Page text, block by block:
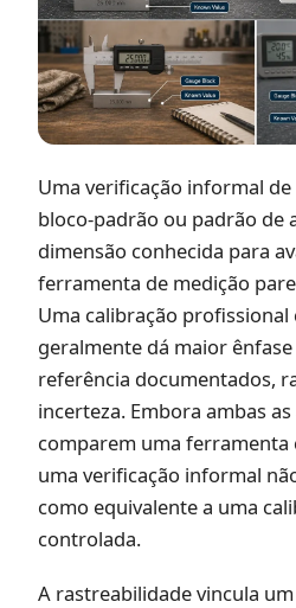
Uma verificação informal
bloco-padrão ou padrão de
dimensão conhecida para
ferramenta de medição
Uma calibração
geralmente dá maior
referência documentados,
incerteza. Embora ambas
comparem uma ferramenta
uma verificação informal
como equivalente a uma
controlada.
A rastreabilidade vincula